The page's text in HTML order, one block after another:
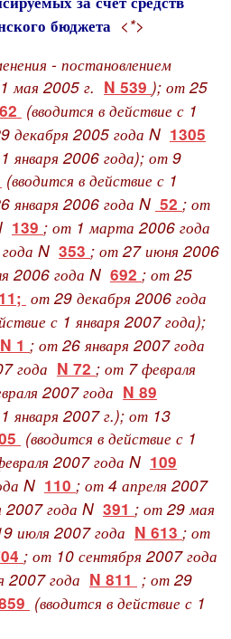
бюджета <*>
- постановлением
мая 2005 г. N 539 ); от 25
(вводится в действие с 1
декабря 2005 года N 1305
января 2006 года); от 9
(вводится в действие с 1
января 2006 года N 52 ; от
139 ; от 1 марта 2006 года
N 353 ; от 27 июня 2006
2006 года N 692 ; от 25
от 29 декабря 2006 года
с 1 января 2007 года);
N 1 ; от 26 января 2007 года
года N 72 ; от 7 февраля
2007 года N 89
января 2007 г.); от 13
(вводится в действие с 1
2007 года N 109
N 110 ; от 4 апреля 2007
года N 391 ; от 29 мая
июля 2007 года N 613 ; от
; от 10 сентября 2007 года
2007 года N 811 ; от 29
(вводится в действие с 1